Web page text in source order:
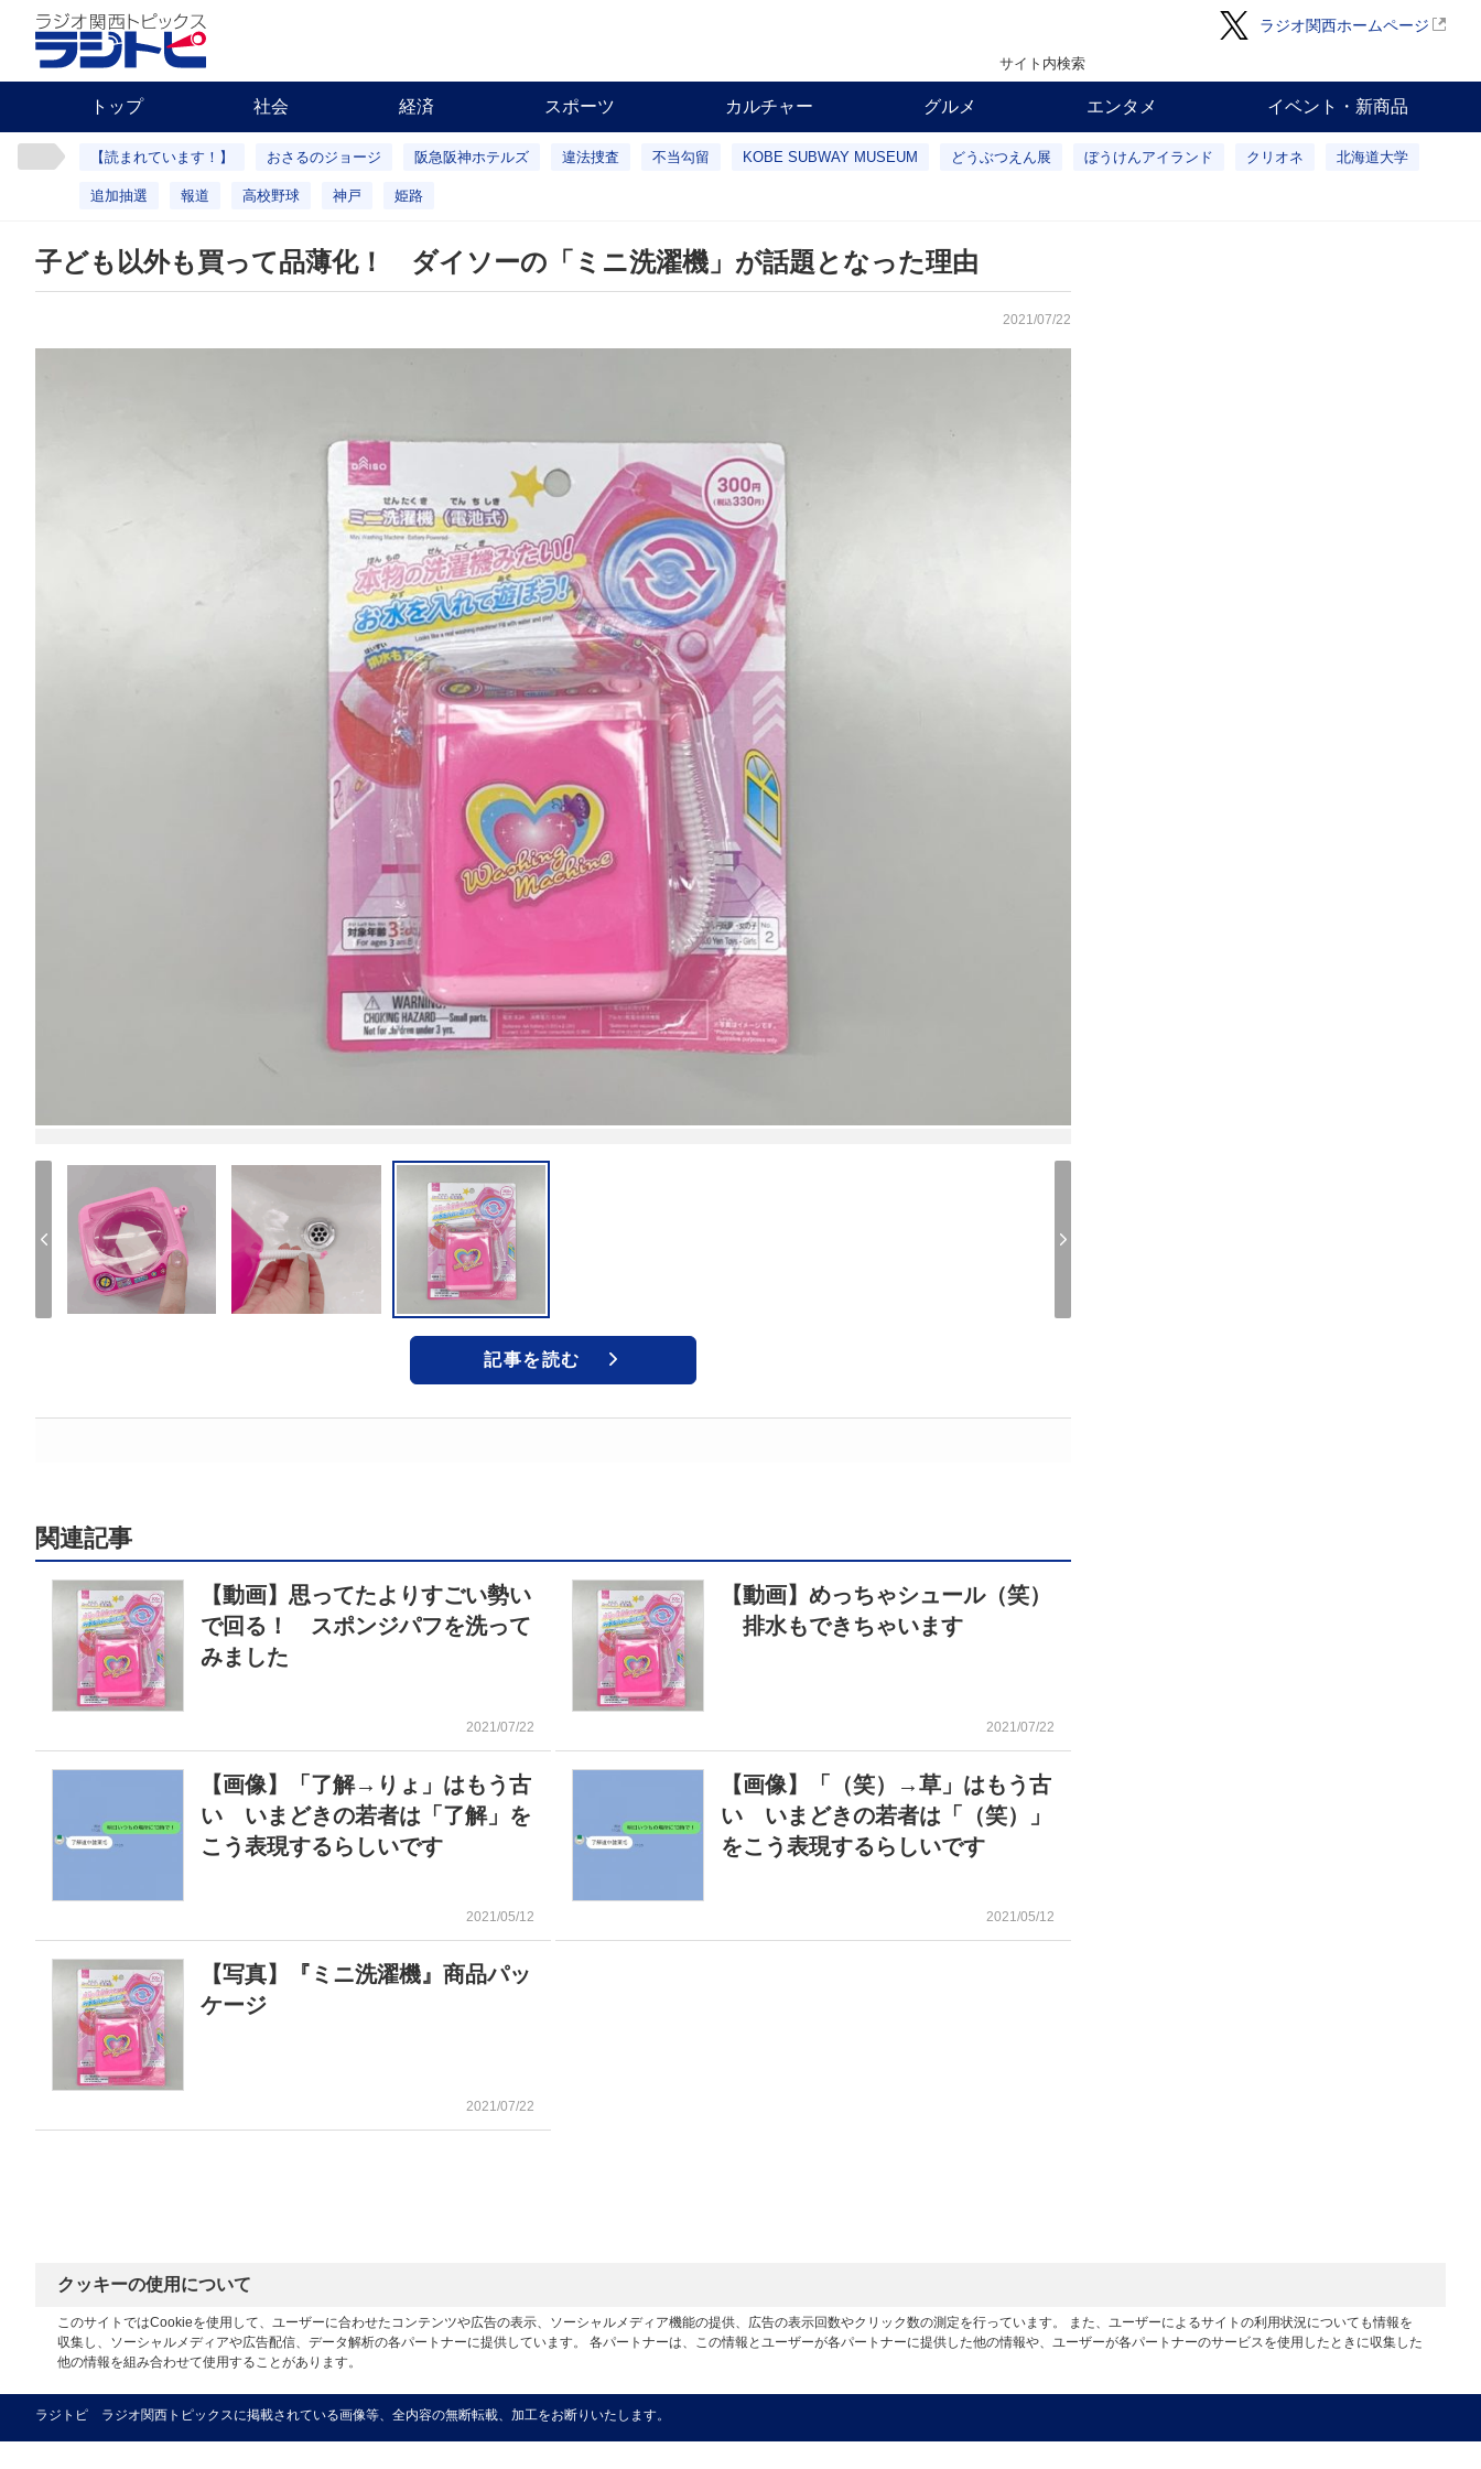
ラジオ関西ホームページ
サイト内検索
トップ 社会 経済 スポーツ カルチャー グルメ エンタメ イベント・新商品
【読まれています！】 おさるのジョージ 阪急阪神ホテルズ 違法捜査 不当勾留 KOBE SUBWAY MUSEUM どうぶつえん展 ぼうけんアイランド クリオネ 北海道大学
追加抽選 報道 高校野球 神戸 姫路
子ども以外も買って品薄化！ ダイソーの「ミニ洗濯機」が話題となった理由
2021/07/22
記事を読む
関連記事
【動画】思ってたよりすごい勢い
で回る！ スポンジパフを洗って
みました
2021/07/22
【動画】めっちゃシュール（笑）
排水もできちゃいます
2021/07/22
【画像】「了解→りょ」はもう古
い いまどきの若者は「了解」を
こう表現するらしいです
2021/05/12
【画像】「（笑）→草」はもう古
い いまどきの若者は「（笑）」
をこう表現するらしいです
2021/05/12
【写真】『ミニ洗濯機』商品パッ
ケージ
2021/07/22
クッキーの使用について
このサイトではCookieを使用して、ユーザーに合わせたコンテンツや広告の表示、ソーシャルメディア機能の提供、広告の表示回数やクリック数の測定を行っています。 また、ユーザーによるサイトの利用状況についても情報を
収集し、ソーシャルメディアや広告配信、データ解析の各パートナーに提供しています。 各パートナーは、この情報とユーザーが各パートナーに提供した他の情報や、ユーザーが各パートナーのサービスを使用したときに収集した
他の情報を組み合わせて使用することがあります。
ラジトピ ラジオ関西トピックスに掲載されている画像等、全内容の無断転載、加工をお断りいたします。